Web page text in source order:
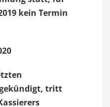
kein Termin
tritt